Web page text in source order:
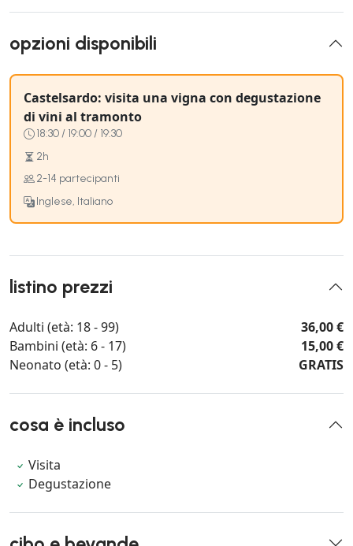
opzioni disponibili
Castelsardo: visita una vigna con degustazione
di vini al tramonto
18:30 / 19:00 / 19:30
2h
2-14 partecipanti
Inglese, Italiano
listino prezzi
Adulti (età: 18 - 99)
36,00 €
Bambini (età: 6 - 17)
15,00 €
Neonato (età: 0 - 5)
GRATIS
cosa è incluso
Visita
Degustazione